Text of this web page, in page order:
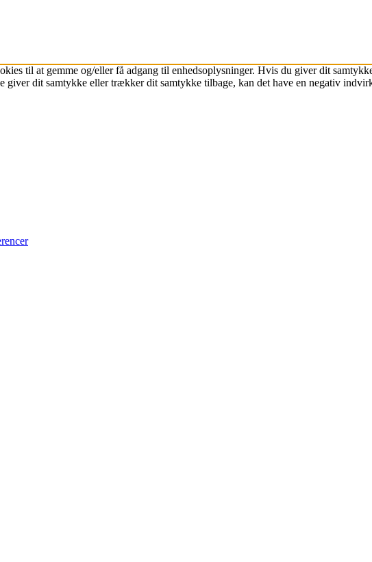
til at gemme og/eller få adgang til enhedsoplysninger. Hvis du giver dit
dit samtykke eller trækker dit samtykke tilbage, kan det have en negativ